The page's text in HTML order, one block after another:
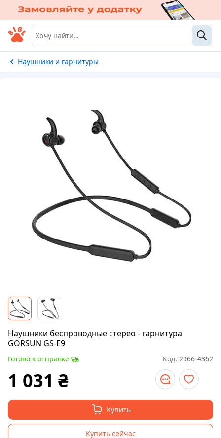
Наушники и гарнитуры
Наушники беспроводные стерео - гарнитура
GORSUN GS-E9
Готово к отправке Код: 2966-4362
1 031 ₴
Купить
Купить сейчас